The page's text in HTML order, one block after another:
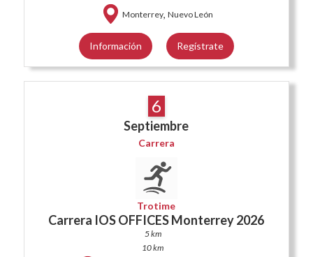
Monterrey, Nuevo León
Información Regístrate
6
Septiembre
Carrera
Trotime
Carrera IOS OFFICES Monterrey 2026
5 km
10 km